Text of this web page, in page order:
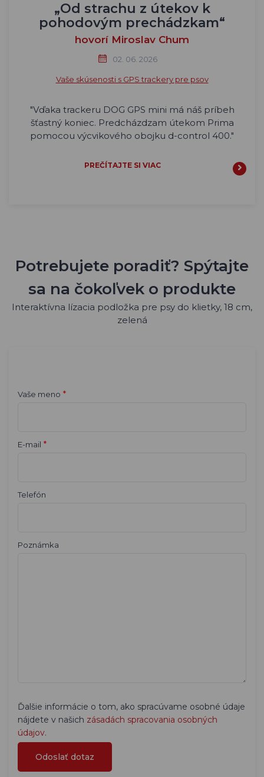
„Od strachu z útekov k
pohodovým prechádzkam“
hovorí Miroslav Chum
02. 06. 2026
Vaše skúsenosti s GPS trackery pre psov
"Vďaka trackeru DOG GPS mini má náš príbeh
šťastný koniec. Predcházdzam útekom Prima
pomocou výcvikového obojku d-control 400."
PREČÍTAJTE SI VIAC
Potrebujete poradiť? Spýtajte
sa na čokoľvek o produkte
Interaktívna lízacia podložka pre psy do klietky, 18 cm,
zelená
Vaše meno *
E-mail *
Telefón
Poznámka
Ďalšie informácie o tom, ako spracúvame osobné údaje
nájdete v našich zásadách spracovania osobných
údajov.